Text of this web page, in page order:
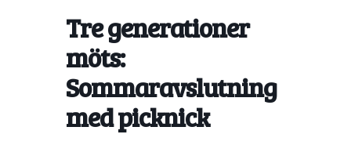
Tre generationer
möts:
Sommaravslutning
med picknick